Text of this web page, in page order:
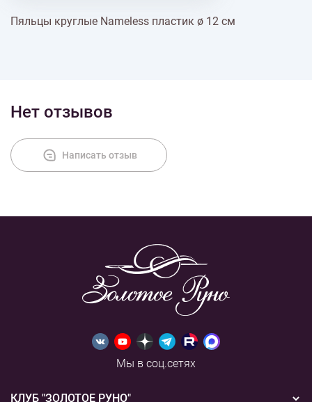
% Скидки
Пяльцы круглые Nameless пластик ø 12 см
Нет отзывов
Написать отзыв
Мы в соц.сетях
КЛУБ "ЗОЛОТОЕ РУНО"